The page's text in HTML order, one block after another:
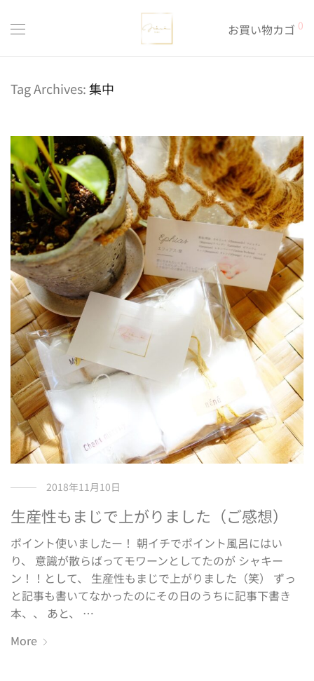
お買い物カゴ 0
Tag Archives:集中
2018年11月10日
生産性もまじで上がりました（ご感想）
ポイント使いましたー！ 朝イチでポイント風呂にはい
り、 意識が散らばってモワーンとしてたのが シャキー
ン！！として、 生産性もまじで上がりました（笑） ずっ
と記事も書いてなかったのにその日のうちに記事下書き
本、、 あと、 …
More